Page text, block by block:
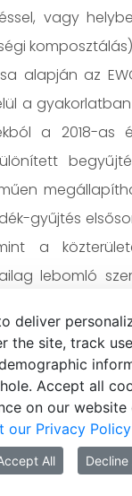
vagy
alapján az
a
a 2018-as
gyűjtés
a
lebomló
ezek a
azok,
miatt is
illetve
gyűjtés
jelenleg a
deliver
the site, track
Accept all
on our
our Privacy Policy
All Decline